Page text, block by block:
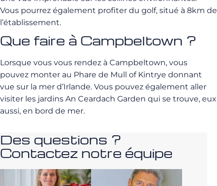
Vous pourrez également profiter du golf, situé à 8km de
l’établissement.
Que faire à Campbeltown ?
Lorsque vous vous rendez à Campbeltown, vous
pouvez monter au Phare de Mull of Kintrye donnant
vue sur la mer d’Irlande. Vous pouvez également aller
visiter les jardins An Ceardach Garden qui se trouve, eux
aussi, en bord de mer.
Des questions ?
Contactez notre équipe